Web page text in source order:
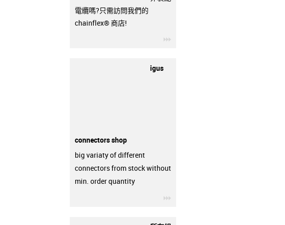
電纜嗎?只需訪問我們的
chainflex® 商店!
igus
connectors shop
big variaty of different
connectors from stock without
min. order quantity